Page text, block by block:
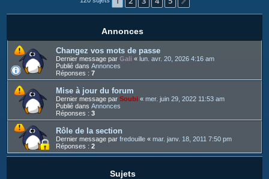
e
Annonces
Changez vos mots de passe
Dernier message par Gali « lun. avr. 20, 2026 4:16 am
Publié dans Annonces
Réponses : 7
Mise à jour du forum
Dernier message par Soubi « mer. juin 29, 2022 11:53 am
Publié dans Annonces
Réponses : 3
Rôle de la section
Dernier message par fredouille « mar. janv. 18, 2011 7:50 pm
Réponses : 2
Sujets